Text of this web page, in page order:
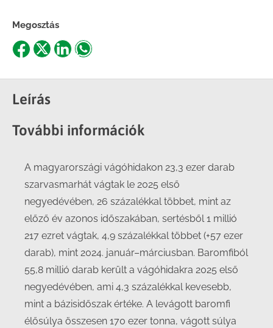
Megosztás
Share
Facebook
Share
X
ShareShare
Leírás
További információk
A magyarországi vágóhidakon 23,3 ezer darab
szarvasmarhát vágtak le 2025 első
negyedévében, 26 százalékkal többet, mint az
előző év azonos időszakában, sertésből 1 millió
217 ezret vágtak, 4,9 százalékkal többet (+57 ezer
darab), mint 2024. január–márciusban. Baromfiból
55,8 millió darab került a vágóhidakra 2025 első
negyedévében, ami 4,3 százalékkal kevesebb,
mint a bázisidőszak értéke. A levágott baromfi
élősúlya összesen 170 ezer tonna, vágott súlya